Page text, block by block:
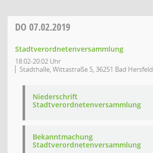
DO 07.02.2019
Stadtverordnetenversammlung
18:02-20:02 Uhr
Stadthalle, Wittastraße 5, 36251 Bad Hersfeld
Niederschrift
Stadtverordnetenversammlung
Bekanntmachung
Stadtverordnetenversammlung